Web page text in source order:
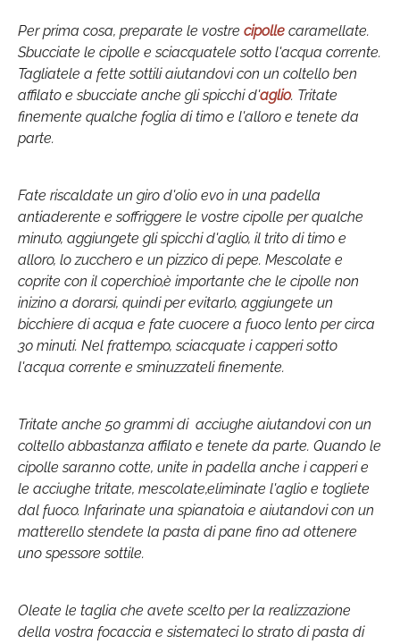
Per prima cosa, preparate le vostre cipolle caramellate.
Sbucciate le cipolle e sciacquatele sotto l'acqua corrente.
Tagliatele a fette sottili aiutandovi con un coltello ben
affilato e sbucciate anche gli spicchi d'aglio. Tritate
finemente qualche foglia di timo e l'alloro e tenete da
parte.
Fate riscaldate un giro d'olio evo in una padella
antiaderente e soffriggere le vostre cipolle per qualche
minuto, aggiungete gli spicchi d'aglio, il trito di timo e
alloro, lo zucchero e un pizzico di pepe. Mescolate e
coprite con il coperchio,è importante che le cipolle non
inizino a dorarsi, quindi per evitarlo, aggiungete un
bicchiere di acqua e fate cuocere a fuoco lento per circa
30 minuti. Nel frattempo, sciacquate i capperi sotto
l'acqua corrente e sminuzzateli finemente.
Tritate anche 50 grammi di acciughe aiutandovi con un
coltello abbastanza affilato e tenete da parte. Quando le
cipolle saranno cotte, unite in padella anche i capperi e
le acciughe tritate, mescolate,eliminate l'aglio e togliete
dal fuoco. Infarinate una spianatoia e aiutandovi con un
matterello stendete la pasta di pane fino ad ottenere
uno spessore sottile.
Oleate le taglia che avete scelto per la realizzazione
della vostra focaccia e sistemateci lo strato di pasta di